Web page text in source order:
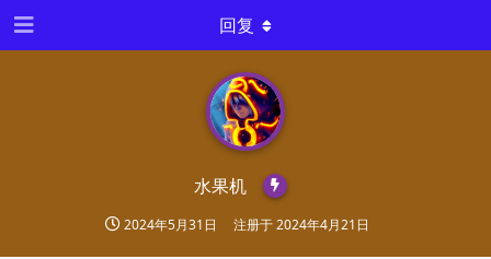
水果机
2024年5月31日 注册于2024年4月21日
回复